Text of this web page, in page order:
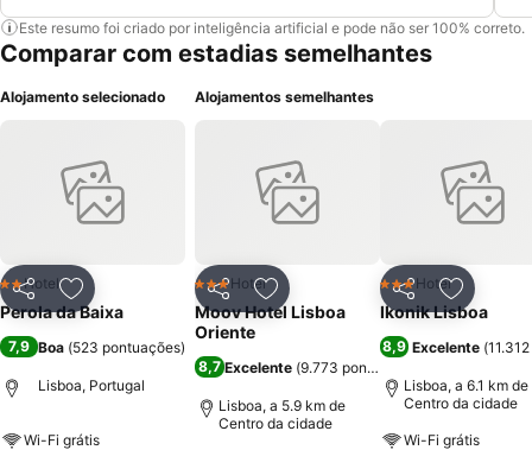
Este resumo foi criado por inteligência artificial e pode não ser 100% correto.
Comparar com estadias semelhantes
Alojamento selecionado
PartilharAdicionar aos favoritos
2 Estrelas
Hotel
Perola da Baixa
7,9 Boa (523 pontuações)
Lisboa, Portugal
Wi-Fi grátis
Alojamentos semelhantes
PartilharAdicionar aos favoritos
3 Estrelas
Hotel
Moov Hotel Lisboa
Oriente
8,7 Excelente (9.773 pontuações
Lisboa, a 5.9 km de
Centro da cidade
Partilhar
3 Estrelas
Hotel
Ikonik Lisboa
8,9 Excelente (
Lisboa, a 6.1 km de
Centro da cidade
Wi-Fi grátis